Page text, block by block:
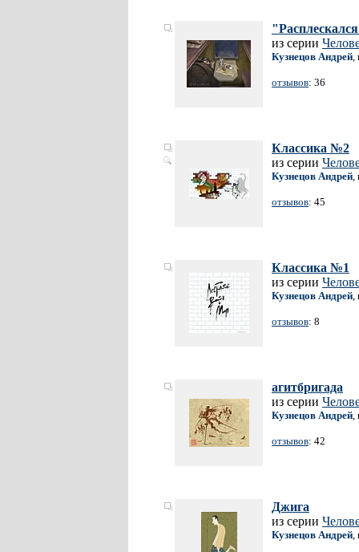
из серии
Кузнецов Андрей,
отзывов: 36
Классика №2
из серии
Кузнецов Андрей,
отзывов: 45
Классика №1
из серии
Кузнецов Андрей,
отзывов: 8
агитбригада
из серии
Кузнецов Андрей,
отзывов: 42
Джига
из серии
Кузнецов Андрей,